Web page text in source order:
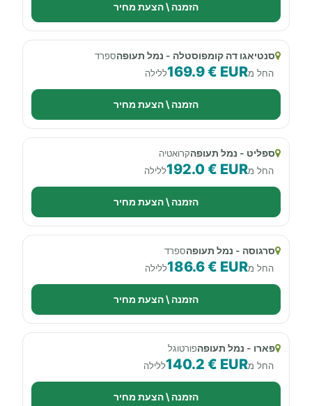
הזמנה \ הצעת מחיר
סנטיאגו דה קומפוסטלה - נמל תעופהספרד
החל מ169.9 € EURללילה
הזמנה \ הצעת מחיר
ספליט - נמל תעופהקרואטיה
החל מ192.0 € EURללילה
הזמנה \ הצעת מחיר
סרגוסה - נמל תעופהספרד
החל מ186.6 € EURללילה
הזמנה \ הצעת מחיר
פארו - נמל תעופהפורטוגל
החל מ140.2 € EURללילה
הזמנה \ הצעת מחיר